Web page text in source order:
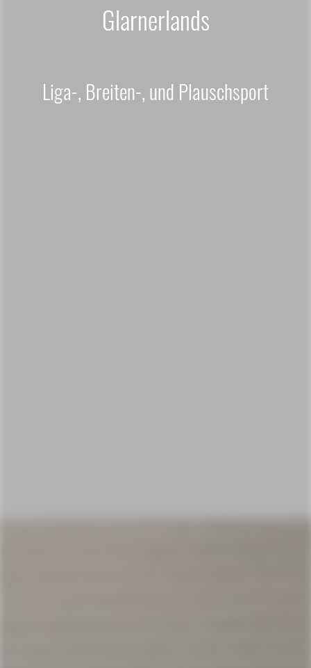
Glarnerlands
Liga-, Breiten-, und Plauschsport